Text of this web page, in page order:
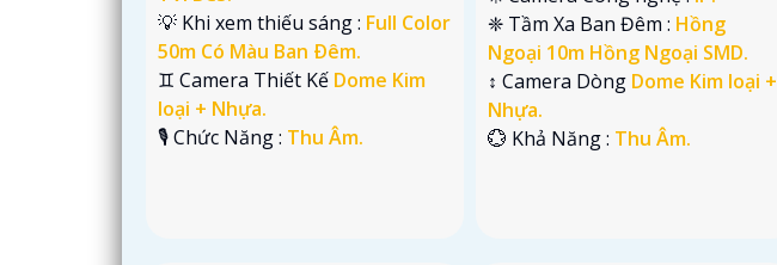
💡 Khi xem thiếu sáng : Full Color
50m Có Màu Ban Ðêm.
♊ Camera Thiết Kế Dome Kim
loại + Nhựa.
️🎙 Chức Năng : Thu Âm.
❈ Tầm Xa Ban Đêm : Hồng
Ngoại 10m Hồng Ngoại SMD.
↕️ Camera Dòng Dome Kim loại +
Nhựa.
️💮 Khả Năng : Thu Âm.